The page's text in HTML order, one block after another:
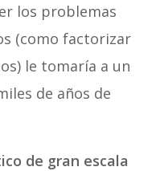
los problemas
(como factorizar
le tomaría a un
de años de
de gran escala